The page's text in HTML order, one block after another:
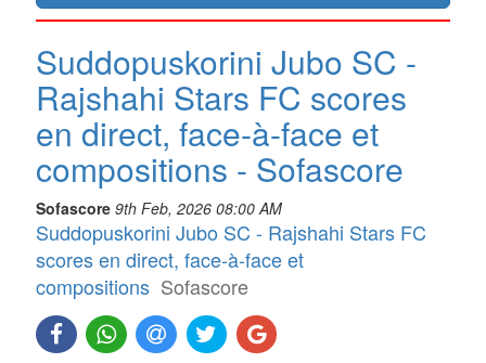
Suddopuskorini Jubo SC -
Rajshahi Stars FC scores
en direct, face-à-face et
compositions - Sofascore
Sofascore 9th Feb, 2026 08:00 AM
Suddopuskorini Jubo SC - Rajshahi Stars FC
scores en direct, face-à-face et
compositions Sofascore